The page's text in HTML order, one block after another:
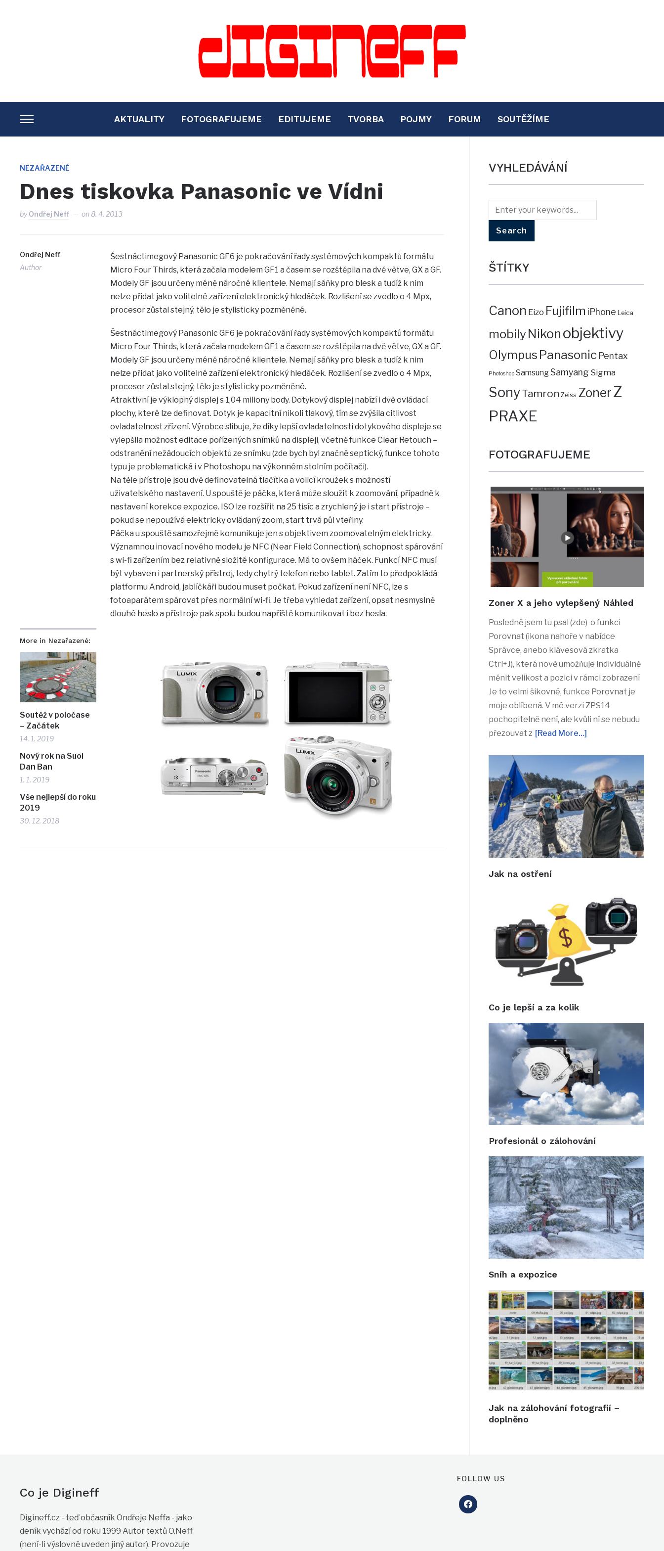
TOGGLE
SIDEBAR
NAVIGATION
AKTUALITY FOTOGRAFUJEME EDITUJEME TVORBA POJMY FORUM SOUTĚŽÍME
NEZAŘAZENÉ
Dnes tiskovka Panasonic ve Vídni
byOndřej Neff on8. 4. 2013
Ondřej Neff
Author
More in Nezařazené:
Soutěž v poločase
– Začátek
14. 1. 2019
Nový rok na Suoi
Dan Ban
1. 1. 2019
Vše nejlepší do roku
2019
30. 12. 2018
Šestnáctimegový Panasonic GF6 je pokračování řady systémových kompaktů formátu
Micro Four Thirds, která začala modelem GF1 a časem se rozštěpila na dvě větve, GX a GF.
Modely GF jsou určeny méně náročné klientele. Nemají sáňky pro blesk a tudíž k nim
nelze přidat jako volitelné zařízení elektronický hledáček. Rozlišení se zvedlo o 4 Mpx,
procesor zůstal stejný, tělo je stylisticky pozměněné.
Šestnáctimegový Panasonic GF6 je pokračování řady systémových kompaktů formátu
Micro Four Thirds, která začala modelem GF1 a časem se rozštěpila na dvě větve, GX a GF.
Modely GF jsou určeny méně náročné klientele. Nemají sáňky pro blesk a tudíž k nim
nelze přidat jako volitelné zařízení elektronický hledáček. Rozlišení se zvedlo o 4 Mpx,
procesor zůstal stejný, tělo je stylisticky pozměněné.
Atraktivní je výklopný displej s 1,04 miliony body. Dotykový displej nabízí i dvě ovládací
plochy, které lze definovat. Dotyk je kapacitní nikoli tlakový, tím se zvýšila citlivost
ovladatelnost zřízení. Výrobce slibuje, že díky lepší ovladatelnosti dotykového displeje se
vylepšila možnost editace pořízených snímků na displeji, včetně funkce Clear Retouch –
odstranění nežádoucích objektů ze snímku (zde bych byl značně septický, funkce tohoto
typu je problematická i v Photoshopu na výkonném stolním počítači).
Na těle přístroje jsou dvě definovatelná tlačítka a volicí kroužek s možností
uživatelského nastavení. U spouště je páčka, která může sloužit k zoomování, případně k
nastavení korekce expozice. ISO lze rozšířit na 25 tisíc a zrychlený je i start přístroje –
pokud se nepoužívá elektricky ovládaný zoom, start trvá půl vteřiny.
Páčka u spouště samozřejmě komunikuje jen s objektivem zoomovatelným elektricky.
Významnou inovací nového modelu je NFC (Near Field Connection), schopnost spárování
s wi-fi zařízením bez relativně složité konfigurace. Má to ovšem háček. Funkcí NFC musí
být vybaven i partnerský přístroj, tedy chytrý telefon nebo tablet. Zatím to předpokládá
platformu Android, jablíčkáři budou muset počkat. Pokud zařízení není NFC, lze s
fotoaparátem spárovat přes normální wi-fi. Je třeba vyhledat zařízení, opsat nesmyslně
dlouhé heslo a přístroje pak spolu budou napříště komunikovat i bez hesla.
VYHLEDÁVÁNÍ
ŠTÍTKY
Canon Eizo Fujifilm iPhone Leica
mobilyNikon objektivy
Olympus Panasonic Pentax
Photoshop SamsungSamyang Sigma
SonyTamron Zeiss ZonerZ
PRAXE
FOTOGRAFUJEME
Zoner X a jeho vylepšený Náhled
Posledně jsem tu psal (zde) o funkci
Porovnat (ikona nahoře v nabídce
Správce, anebo klávesová zkratka
Ctrl+J), která nově umožňuje individuálně
měnit velikost a pozici v rámci zobrazení
Je to velmi šikovné, funkce Porovnat je
moje oblíbená. V mé verzi ZPS14
pochopitelně není, ale kvůli ní se nebudu
přezouvat z [Read More…]
Jak na ostření
Co je lepší a za kolik
Profesionál o zálohování
Sníh a expozice
Jak na zálohování fotografií –
doplněno
Co je Digineff
Digineff.cz - teď občasník Ondřeje Neffa - jako
deník vychází od roku 1999 Autor textů O.Neff
(není-li výslovně uveden jiný autor). Provozuje
FOLLOW US
facebook